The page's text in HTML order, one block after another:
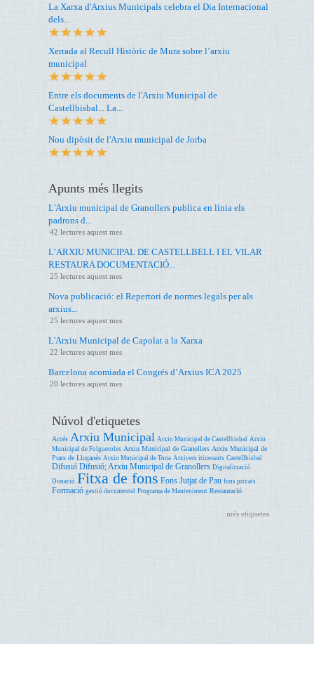
La Xarxa d'Arxius Municipals celebra el Dia Internacional
dels...
Xerrada al Recull Històric de Mura sobre l’arxiu
municipal
Entre els documents de l'Arxiu Municipal de
Castellbisbal... La...
Nou dipòsit de l'Arxiu municipal de Jorba
Apunts més llegits
L'Arxiu municipal de Granollers publica en línia els
padrons d...
42 lectures aquest mes
L’ARXIU MUNICIPAL DE CASTELLBELL I EL VILAR
RESTAURA DOCUMENTACIÓ...
25 lectures aquest mes
Nova publicació: el Repertori de normes legals per als
arxius...
25 lectures aquest mes
L'Arxiu Municipal de Capolat a la Xarxa
22 lectures aquest mes
Barcelona acomiada el Congrés d’Arxius ICA 2025
20 lectures aquest mes
Núvol d'etiquetes
Accés Arxiu Municipal Arxiu Municipal de Castellbisbal Arxiu
Municipal de Folgueroles Arxiu Municipal de Granollers Arxiu Municipal de
Prats de Lluçanès Arxiu Municipal de Tona Arxivers itinerants Castellbisbal
Difusió Difusió; Arxiu Municipal de Granollers Digitalització
Donació Fitxa de fons Fons Jutjat de Pau fons privats
Formació gestió documental Programa de Manteniment Restauració
més etiquetes